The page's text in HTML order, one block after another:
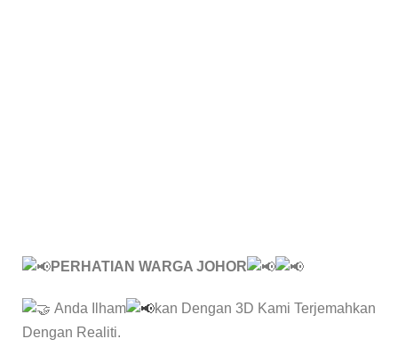
PERHATIAN WARGA JOHOR
Anda Ilham
kan Dengan 3D Kami Terjemahkan
Dengan Realiti.